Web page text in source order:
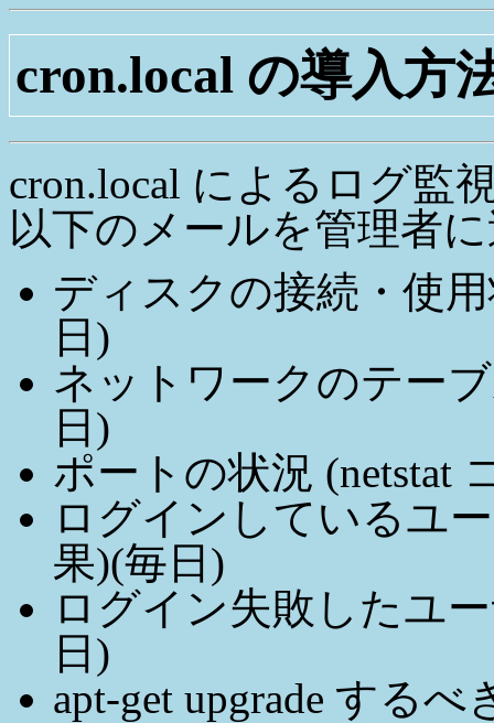
cron.local の導入方
cron.local によるログ監
以下のメールを管理者
ディスクの接続・使
日)
ネットワークのテーブ
日)
ポートの状況 (netstat
ログインしているユ
果)(毎日)
ログイン失敗したユ
日)
apt-get upgrade する